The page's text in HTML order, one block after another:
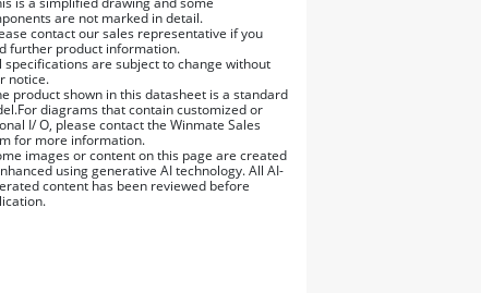
are not marked in detail.
contact our sales representative if you
further product information.
specifications are subject to change without
notice.
product shown in this datasheet is a standard
diagrams that contain customized or
I/ O, please contact the Winmate Sales
for more information.
images or content on this page are created
using generative AI technology. All AI-
content has been reviewed before